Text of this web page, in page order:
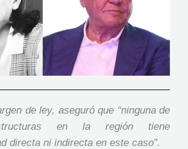
de ley, aseguró que “ninguna de
en la región tiene
directa ni indirecta en este caso”.